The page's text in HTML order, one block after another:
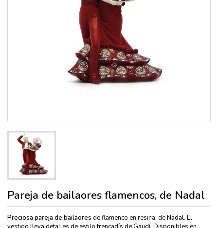
Pareja de bailaores flamencos, de Nadal
Preciosa pareja de bailaores de flamenco en resina, deNadal. El